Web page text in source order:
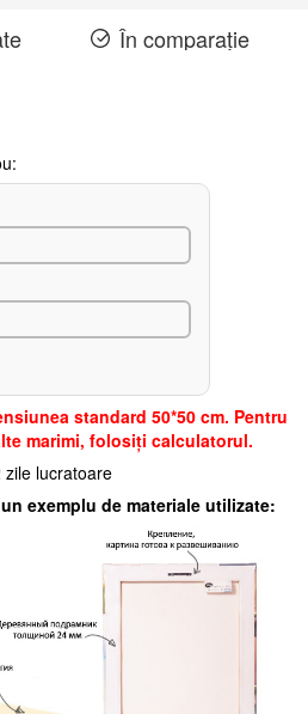
În comparație
standard 50*50 cm. Pentru
marimi, folosiți calculatorul.
zile lucratoare
exemplu de materiale utilizate: